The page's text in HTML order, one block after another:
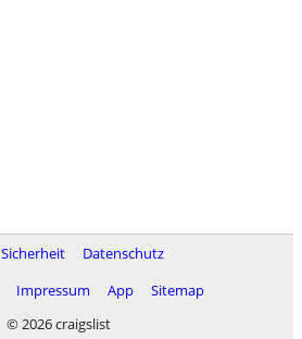
Sicherheit
Datenschutz
Impressum App
Sitemap
© 2026 craigslist